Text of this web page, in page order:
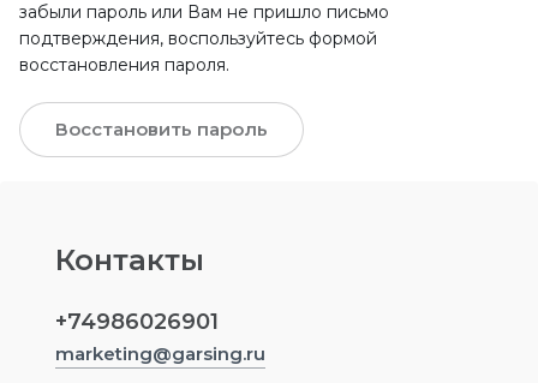
забыли пароль или Вам не пришло письмо
подтверждения, воспользуйтесь формой
восстановления пароля.
Восстановить пароль
Контакты
+74986026901
marketing@garsing.ru